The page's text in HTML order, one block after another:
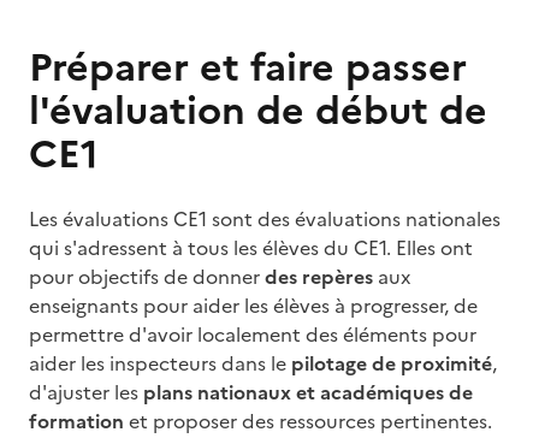
Préparer et faire passer
l'évaluation de début de
CE1
Les évaluations CE1 sont des évaluations nationales
qui s'adressent à tous les élèves du CE1. Elles ont
pour objectifs de donnerdes repères aux
enseignants pour aider les élèves à progresser, de
permettre d'avoir localement des éléments pour
aider les inspecteurs dans le pilotage de proximité,
d'ajuster les plans nationaux et académiques de
formation et proposer des ressources pertinentes.